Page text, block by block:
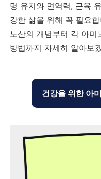
명 유지와 면역력, 근육
강한 삶을 위해 꼭 필요
노산의 개념부터 각 아미
방법까지 자세히 알아보
건강을 위한 아